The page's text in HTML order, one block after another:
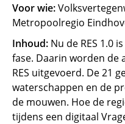
Voor wie:
Metropoolregio
Inhoud: Nu de RES 1.0
fase. Daarin worden de
RES uitgevoerd. De 21
waterschappen en de
de mouwen. Hoe de
tijdens een digitaal